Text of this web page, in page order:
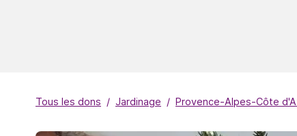
Tous les dons Jardinage Provence-Alpes-Côte